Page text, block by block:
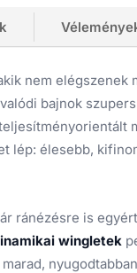
nem elégszenek
bajnok
lép: élesebb,
ránézésre is
wingletek